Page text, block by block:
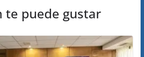
te puede gustar